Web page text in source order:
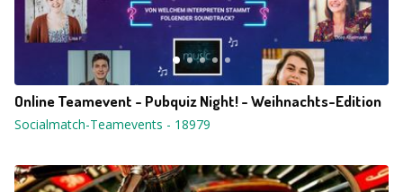
Online Teamevent - Pubquiz Night! - Weihnachts-Edition
Socialmatch-Teamevents - 18979